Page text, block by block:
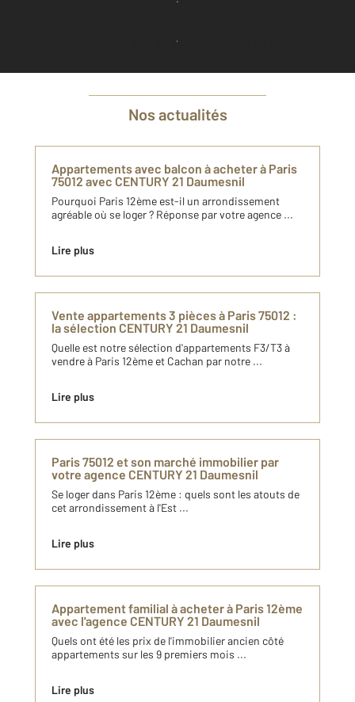
Je demande une estimation à mon agence
Nos actualités
Appartements avec balcon à acheter à Paris
75012 avec CENTURY 21 Daumesnil
Pourquoi Paris 12ème est-il un arrondissement
agréable où se loger ? Réponse par votre agence ...
Lire plus
Vente appartements 3 pièces à Paris 75012 :
la sélection CENTURY 21 Daumesnil
Quelle est notre sélection d'appartements F3/T3 à
vendre à Paris 12ème et Cachan par notre ...
Lire plus
Paris 75012 et son marché immobilier par
votre agence CENTURY 21 Daumesnil
Se loger dans Paris 12ème : quels sont les atouts de
cet arrondissement à l'Est ...
Lire plus
Appartement familial à acheter à Paris 12ème
avec l'agence CENTURY 21 Daumesnil
Quels ont été les prix de l'immobilier ancien côté
appartements sur les 9 premiers mois ...
Lire plus